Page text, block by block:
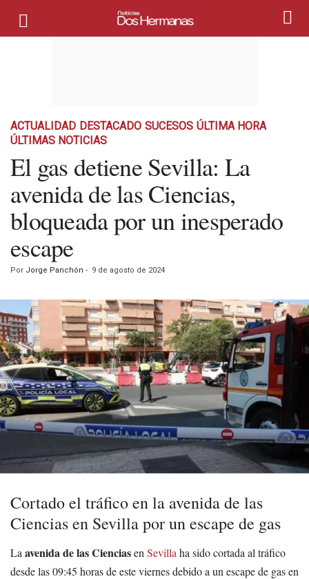
ACTUALIDAD DESTACADO SUCESOS ÚLTIMA HORA
ÚLTIMAS NOTICIAS
El gas detiene Sevilla: La
avenida de las Ciencias,
bloqueada por un inesperado
escape
Por Jorge Panchón - 9 de agosto de 2024
Cortado el tráfico en la avenida de las
Ciencias en Sevilla por un escape de gas
La avenida de las Cienciasen Sevilla ha sido cortada al tráfico
desde las 09:45 horas de este viernes debido a un escape de gas en